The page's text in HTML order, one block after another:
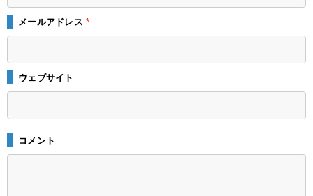
メールアドレス*
ウェブサイト
コメント